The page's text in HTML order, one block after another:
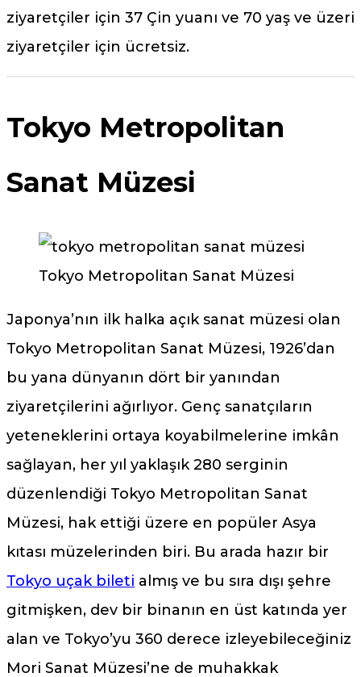
ziyaretçiler için 37 Çin yuanı ve 70 yaş ve üzeri
ziyaretçiler için ücretsiz.
Tokyo Metropolitan
Sanat Müzesi
Tokyo Metropolitan Sanat Müzesi
Japonya’nın ilk halka açık sanat müzesi olan
Tokyo Metropolitan Sanat Müzesi, 1926’dan
bu yana dünyanın dört bir yanından
ziyaretçilerini ağırlıyor. Genç sanatçıların
yeteneklerini ortaya koyabilmelerine imkân
sağlayan, her yıl yaklaşık 280 serginin
düzenlendiği Tokyo Metropolitan Sanat
Müzesi, hak ettiği üzere en popüler Asya
kıtası müzelerinden biri. Bu arada hazır bir
Tokyo uçak bileti almış ve bu sıra dışı şehre
gitmişken, dev bir binanın en üst katında yer
alan ve Tokyo’yu 360 derece izleyebileceğiniz
Mori Sanat Müzesi’ne de muhakkak